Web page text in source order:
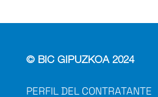
© BIC GIPUZKOA 2024
PERFIL DEL CONTRATANTE